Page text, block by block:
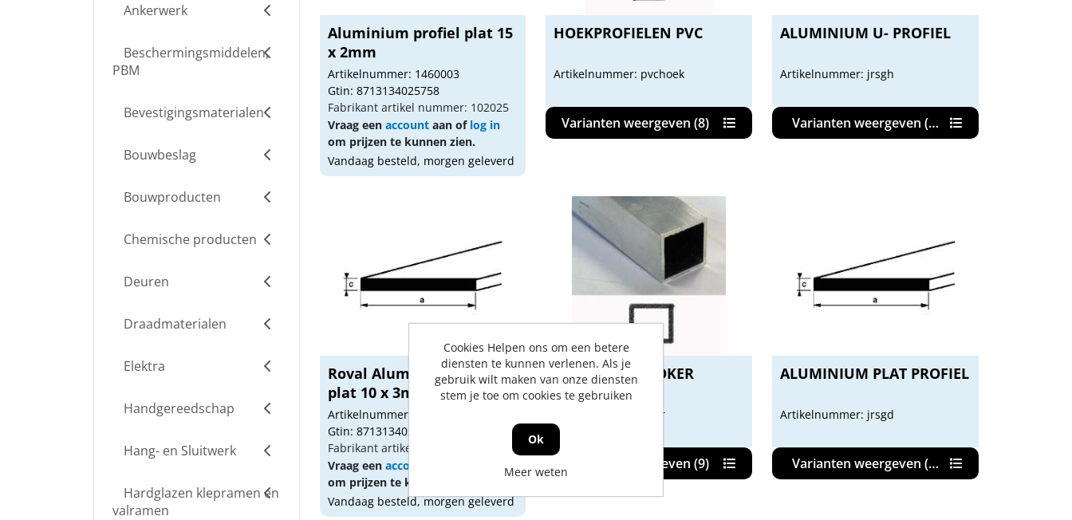
Ankerwerk
Beschermingsmiddelen,
PBM
Bevestigingsmaterialen
Bouwbeslag
Bouwproducten
Chemische producten
Deuren
Draadmaterialen
Elektra
Handgereedschap
Hang- en Sluitwerk
Hardglazen klepramen en
valramen
Aluminium profiel plat 15
x 2mm
Artikelnummer: 1460003
Gtin: 8713134025758
Fabrikant artikel nummer: 102025
Vraag een accountaan of log in
om prijzen te kunnen zien.
Vandaag besteld, morgen geleverd
HOEKPROFIELEN PVC
Artikelnummer: pvchoek
Varianten weergeven (8)
ALUMINIUM U- PROFIEL
Artikelnummer: jrsgh
Varianten weergeven (13)
Roval Aluminium profiel
plat 10 x 3mm
Artikelnummer: 1460017
Gtin: 8713134025727
Fabrikant artikel nummer: 102010
Vraag een account
om prijzen te kunnen zien.
Vandaag besteld, morgen geleverd
ALUMINIUM KOKER
PROFIEL
Artikelnummer: jrsgr
Varianten weergeven (9)
ALUMINIUM PLAT PROFIEL
Artikelnummer: jrsgd
Varianten weergeven (23)
Cookies Helpen ons om een betere
diensten te kunnen verlenen. Als je
gebruik wilt maken van onze diensten
stem je toe om cookies te gebruiken
Ok
Meer weten